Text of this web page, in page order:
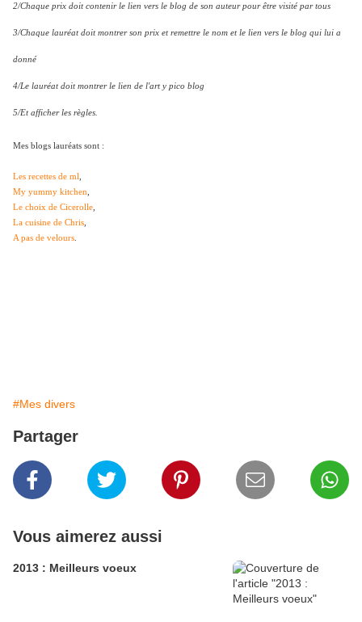
2/Chaque prix doit contenir le lien vers le blog de son auteur pour être visité par tous
3/Chaque lauréat doit montrer son prix et remettre le nom et le lien vers le blog qui lui a
donné
4/Le lauréat doit montrer le lien de l'art y pico blog
5/Et afficher les règles.
Mes blogs lauréats sont :
Les recettes de ml
My yummy kitchen
Le choix de Cicerolle
La cuisine de Chris
A pas de velours
#Mes divers
Partager
Vous aimerez aussi
2013 : Meilleurs voeux